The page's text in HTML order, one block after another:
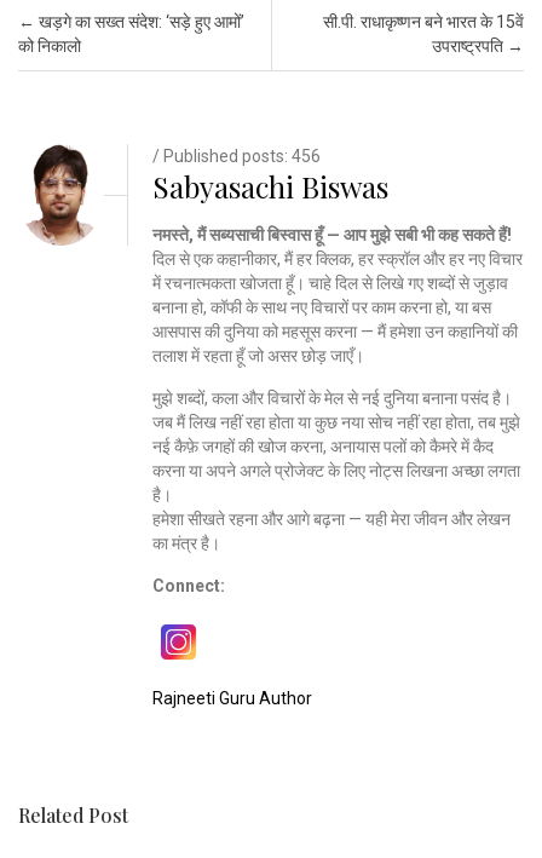
Post navigation
← खड़गे का सख्त संदेश: ‘सड़े हुए आमों’
को निकालो
सी.पी. राधाकृष्णन बने भारत के 15वें
उपराष्ट्रपति →
/ Published posts: 456
Sabyasachi Biswas
नमस्ते, मैं सब्यसाची बिस्वास हूँ — आप मुझे सबी भी कह सकते हैं!
दिल से एक कहानीकार, मैं हर क्लिक, हर स्क्रॉल और हर नए विचार
में रचनात्मकता खोजता हूँ। चाहे दिल से लिखे गए शब्दों से जुड़ाव
बनाना हो, कॉफी के साथ नए विचारों पर काम करना हो, या बस
आसपास की दुनिया को महसूस करना — मैं हमेशा उन कहानियों की
तलाश में रहता हूँ जो असर छोड़ जाएँ।
मुझे शब्दों, कला और विचारों के मेल से नई दुनिया बनाना पसंद है।
जब मैं लिख नहीं रहा होता या कुछ नया सोच नहीं रहा होता, तब मुझे
नई कैफ़े जगहों की खोज करना, अनायास पलों को कैमरे में कैद
करना या अपने अगले प्रोजेक्ट के लिए नोट्स लिखना अच्छा लगता
है।
हमेशा सीखते रहना और आगे बढ़ना — यही मेरा जीवन और लेखन
का मंत्र है।
Connect:
Rajneeti Guru Author
Related Post